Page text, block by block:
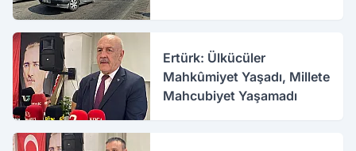
Ertürk: Ülkücüler
Mahkûmiyet Yaşadı, Millete
Mahcubiyet Yaşamadı